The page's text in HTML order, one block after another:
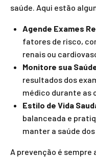
saúde. Aqui estão
Agende Exames
fatores de risco,
renais ou
Monitore sua
resultados dos
médico durante as
Estilo de Vida
balanceada e
manter a saúde
A prevenção é